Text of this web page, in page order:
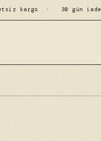
kargo · 30 gün iade